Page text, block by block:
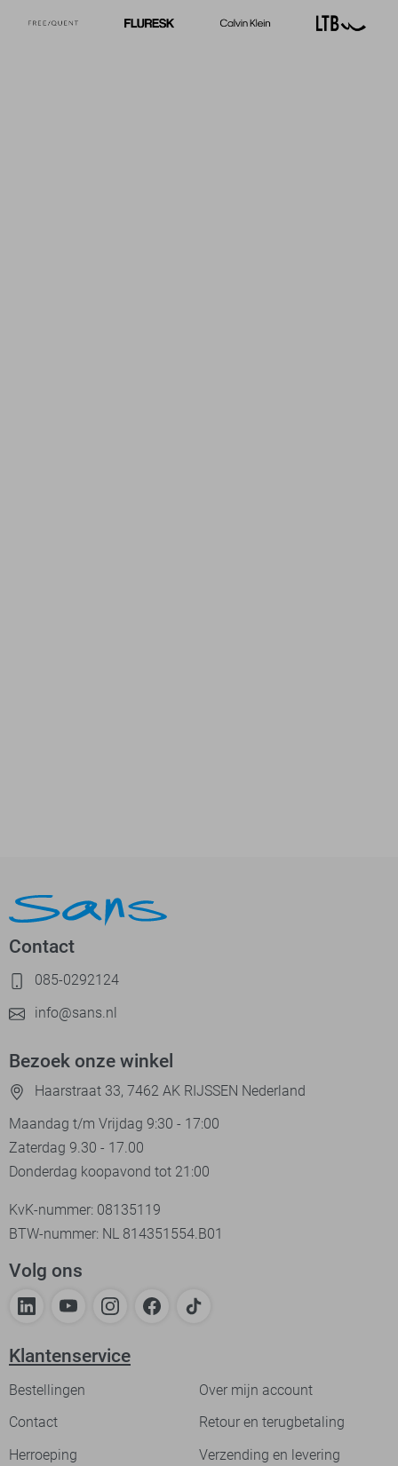
Contact
085-0292124
info@sans.nl
Bezoek onze winkel
Haarstraat 33, 7462 AK RIJSSEN Nederland
Maandag t/m Vrijdag 9:30 - 17:00
Zaterdag 9.30 - 17.00
Donderdag koopavond tot 21:00
KvK-nummer: 08135119
BTW-nummer: NL 814351554.B01
Volg ons
Klantenservice
Bestellingen
Over mijn account
Contact
Retour en terugbetaling
Herroeping
Verzending en levering